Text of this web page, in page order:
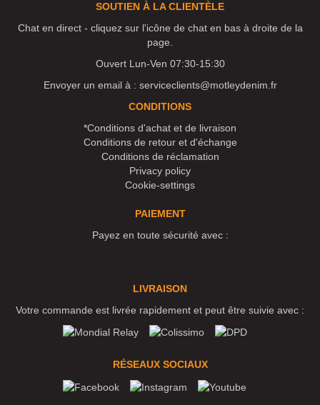
SOUTIEN À LA CLIENTÈLE
Chat en direct - cliquez sur l'icône de chat en bas à droite de la
page.
Ouvert Lun-Ven 07:30-15:30
Envoyer un email à : serviceclients@motleydenim.fr
CONDITIONS
*Conditions d'achat et de livraison
Conditions de retour et d'échange
Conditions de réclamation
Privacy policy
Cookie-settings
PAIEMENT
Payez en toute sécurité avec :
LIVRAISON
Votre commande est livrée rapidement et peut être suivie avec :
RÉSEAUX SOCIAUX